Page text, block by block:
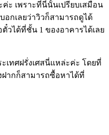
ค่ะ เพราะที่นี่นั้นเปรียบเสมือน
กเลยว่าวิวก็สามารถดูได้
วได้ที่ชั้น 1 ของอาคารได้เลย
เทศฝรั่งเศสนี่แหล่ะค่ะ โดยที่
ฝากก็สามารถซื้อหาได้ที่